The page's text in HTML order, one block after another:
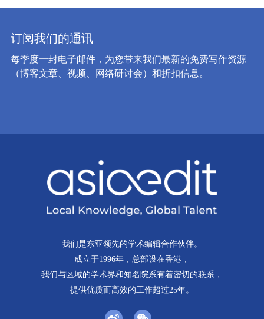
订阅我们的通讯
每季度一封电子邮件，为您带来我们最新的免费写作资源
（博客文章、视频、网络研讨会）和折扣信息。
我们是东亚领先的学术编辑合作伙伴。
成立于1996年，总部设在香港，
我们与区域的学术界和知名院系有着密切的联系，
提供优质而高效的工作超过25年。